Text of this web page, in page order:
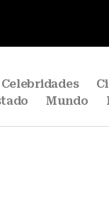
Celebridades
Mundo